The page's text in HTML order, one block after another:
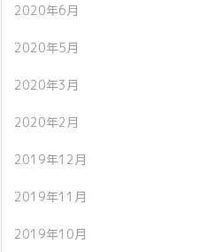
2020年6月
2020年5月
2020年3月
2020年2月
2019年12月
2019年11月
2019年10月